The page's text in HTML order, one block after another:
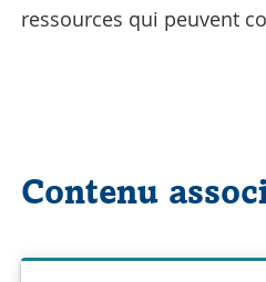
ressources qui peuvent
Contenu